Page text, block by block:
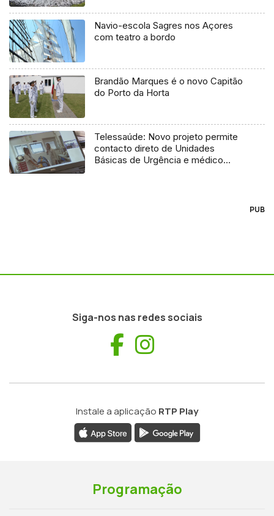
Navio-escola Sagres nos Açores
com teatro a bordo
Brandão Marques é o novo Capitão
do Porto da Horta
Telessaúde: Novo projeto permite
contacto direto de Unidades
Básicas de Urgência e médico
PUB
Siga-nos nas redes sociais
Facebook
Instale a aplicação RTP Play
Programação